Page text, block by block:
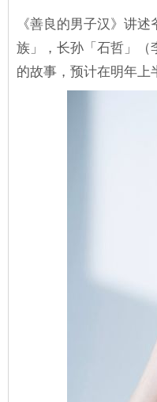
《善良的男子汉》讲
族」，长孙「石哲」（
的故事，预计在明年上